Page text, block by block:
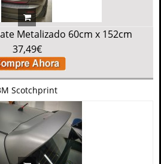
Metalizado 60cm x 152cm
37,49€
Scotchprint